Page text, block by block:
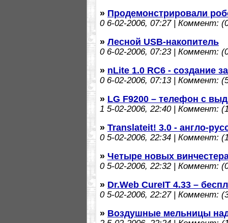
» Продемонстрировали
06-02-2006, 07:27 | Коммент:
» Лесной USB-накопитель
06-02-2006, 07:23 | Коммент:
» nLite 1.0 RC6 - создание
06-02-2006, 07:13 | Коммент:
» LG F9200 – телефон с
1 5-02-2006, 22:40 | Коммент:
» Translateit! 3.0 - англо-
05-02-2006, 22:34 | Коммент:
» Четыре новых
05-02-2006, 22:32 | Коммент:
» Dr.Web CureIT 4.33 –
05-02-2006, 22:27 | Коммент:
» Воздушные мельницы